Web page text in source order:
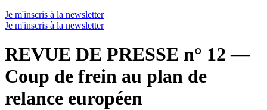
Je m'inscris à la newsletter
Je m'inscris à la newsletter
REVUE DE PRESSE n° 12 —
Coup de frein au plan de
relance européen